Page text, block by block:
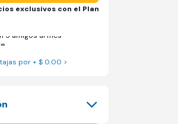
exclusivos con el Plan
5 amigos al mes
por + $ 0.00 >